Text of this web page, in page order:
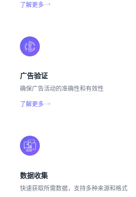
了解更多
广告验证
确保广告活动的准确性和有效性
了解更多
数据收集
快速获取所需数据，支持多种来源和格式